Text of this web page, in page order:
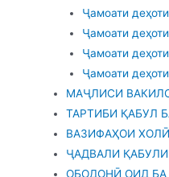
Ҷамоати
Ҷамоати
Ҷамоати
Ҷамоати
МАҶЛИСИ
ТАРТИБИ ҚАБУЛ
ВАЗИФАҲОИ ХОЛӢ
ҶАДВАЛИ
ОБОДОНӢ ОИД БА